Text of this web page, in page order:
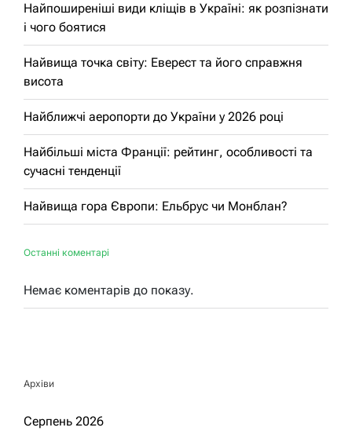
Найпоширеніші види кліщів в Україні: як розпізнати
і чого боятися
Найвища точка світу: Еверест та його справжня
висота
Найближчі аеропорти до України у 2026 році
Найбільші міста Франції: рейтинг, особливості та
сучасні тенденції
Найвища гора Європи: Ельбрус чи Монблан?
Останні коментарі
Немає коментарів до показу.
Архіви
Серпень 2026